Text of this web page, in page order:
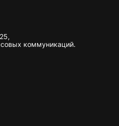
коммуникаций.